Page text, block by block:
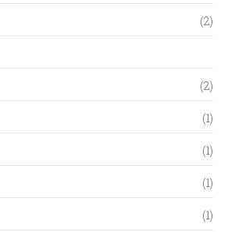
(2)
(2)
(1)
(1)
(1)
(1)